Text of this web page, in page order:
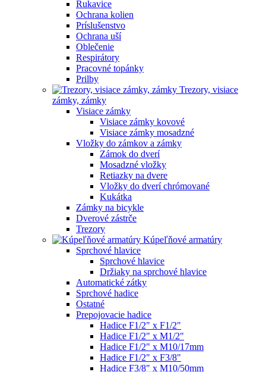
Rukavice
Ochrana kolien
Príslušenstvo
Ochrana uší
Oblečenie
Respirátory
Pracovné topánky
Prilby
Trezory, visiace
zámky, zámky
Visiace zámky
Visiace zámky kovové
Visiace zámky mosadzné
Vložky do zámkov a zámky
Zámok do dverí
Mosadzné vložky
Retiazky na dvere
Vložky do dverí chrómované
Kukátka
Zámky na bicykle
Dverové zástrče
Trezory
Kúpeľňové armatúry
Sprchové hlavice
Sprchové hlavice
Držiaky na sprchové hlavice
Automatické zátky
Sprchové hadice
Ostatné
Prepojovacie hadice
Hadice F1/2" x F1/2"
Hadice F1/2" x M1/2"
Hadice F1/2" x M10/17mm
Hadice F1/2" x F3/8"
Hadice F3/8" x M10/50mm